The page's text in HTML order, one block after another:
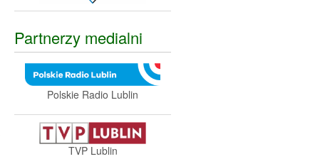
Partnerzy medialni
Polskie Radio Lublin
TVP Lublin